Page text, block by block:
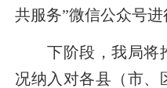
共服务”微信公众号进
下阶段，我局将
况纳入对各县（市、